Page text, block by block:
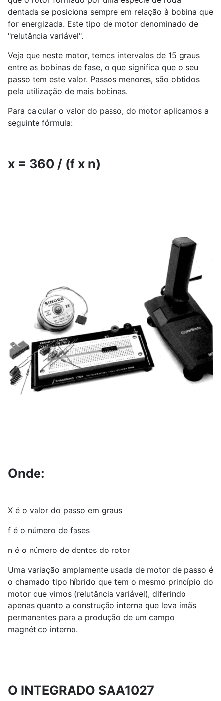
dentada se posiciona sempre em relação à bobina que
for energizada. Este tipo de motor denominado de
"relutância variável".
Veja que neste motor, temos intervalos de 15 graus
entre as bobinas de fase, o que significa que o seu
passo tem este valor. Passos menores, são obtidos
pela utilização de mais bobinas.
Para calcular o valor do passo, do motor aplicamos a
seguinte fórmula:
x = 360 / (f x n)
Onde:
X é o valor do passo em graus
f é o número de fases
n é o número de dentes do rotor
Uma variação amplamente usada de motor de passo é
o chamado tipo híbrido que tem o mesmo princípio do
motor que vimos (relutância variável), diferindo
apenas quanto a construção interna que leva imãs
permanentes para a produção de um campo
magnético interno.
O INTEGRADO SAA1027